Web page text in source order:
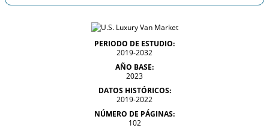
PERIODO DE ESTUDIO:
2019-2032
AÑO BASE:
2023
DATOS HISTÓRICOS:
2019-2022
NÚMERO DE PÁGINAS:
102